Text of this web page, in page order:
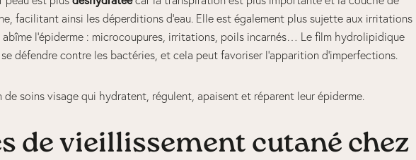
facilitant ainsi les déperditions d’eau. Elle est également plus sujette aux irritations
abîme l’épiderme : microcoupures, irritations, poils incarnés… Le film hydrolipidique
défendre contre les bactéries, et cela peut favoriser l’apparition d’imperfections.
soins visage qui hydratent, régulent, apaisent et réparent leur épiderme.
de vieillissement cutané chez